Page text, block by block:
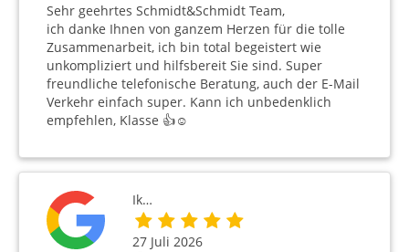
Sehr geehrtes Schmidt&Schmidt Team,
ich danke Ihnen von ganzem Herzen für die tolle
Zusammenarbeit, ich bin total begeistert wie
unkompliziert und hilfsbereit Sie sind. Super
freundliche telefonische Beratung, auch der E-Mail
Verkehr einfach super. Kann ich unbedenklich
empfehlen, Klasse 👍☺️
Ik…
27 Juli 2026